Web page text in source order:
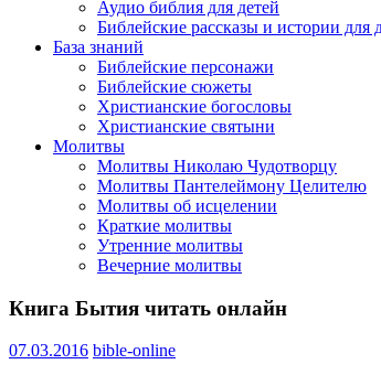
Аудио библия для детей
Библейские рассказы и истории для
База знаний
Библейские персонажи
Библейские сюжеты
Христианские богословы
Христианские святыни
Молитвы
Молитвы Николаю Чудотворцу
Молитвы Пантелеймону Целителю
Молитвы об исцелении
Краткие молитвы
Утренние молитвы
Вечерние молитвы
Книга Бытия читать онлайн
07.03.2016 bible-online